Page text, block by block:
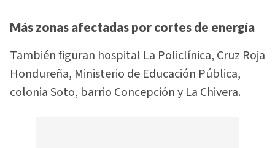
Más zonas afectadas por cortes de energía
También figuran hospital La Policlínica, Cruz Roja
Hondureña, Ministerio de Educación Pública,
colonia Soto, barrio Concepción y La Chivera.